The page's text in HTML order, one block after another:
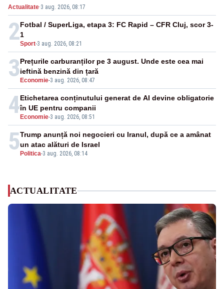
Actualitate·3 aug. 2026, 08:17
2Sport-3 aug. 2026, 08:21
Fotbal / SuperLiga, etapa 3: FC Rapid – CFR Cluj, scor 3-
1
3 Economie-3 aug. 2026, 08:47
Prețurile carburanților pe 3 august. Unde este cea mai
ieftină benzină din țară
4 Economie-3 aug. 2026, 08:51
Etichetarea conținutului generat de AI devine obligatorie
în UE pentru companii
5 Politica-3 aug. 2026, 08:14
Trump anunță noi negocieri cu Iranul, după ce a amânat
un atac alături de Israel
ACTUALITATE